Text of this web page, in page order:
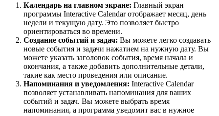
Календарь на главном экране: Главный экран
программы Interactive Calendar отображает месяц, день
недели и текущую дату. Это позволяет быстро
ориентироваться во времени.
Создание событий и задач: Вы можете легко создавать
новые события и задачи нажатием на нужную дату. Вы
можете указать заголовок события, время начала и
окончания, а также добавить дополнительные детали,
такие как место проведения или описание.
Напоминания и уведомления: Interactive Calendar
позволяет устанавливать напоминания для ваших
событий и задач. Вы можете выбрать время
напоминания, а программа уведомит вас в нужное